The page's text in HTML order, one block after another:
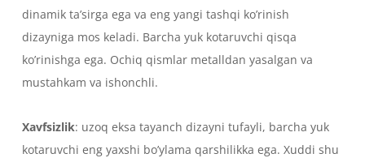
dinamik ta’sirga ega va eng yangi tashqi ko’rinish
dizayniga mos keladi. Barcha yuk kotaruvchi qisqa
ko’rinishga ega. Ochiq qismlar metalldan yasalgan va
mustahkam va ishonchli.
Xavfsizlik: uzoq eksa tayanch dizayni tufayli, barcha yuk
kotaruvchi eng yaxshi bo’ylama qarshilikka ega. Xuddi shu